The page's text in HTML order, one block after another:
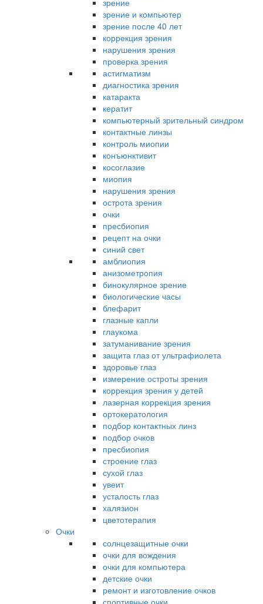
зрение
зрение и компьютер
зрение после 40 лет
коррекция зрения
нарушения зрения
проверка зрения
астигматизм
диагностика зрения
катаракта
кератит
компьютерный зрительный синдром
контактные линзы
контроль миопии
конъюнктивит
косоглазие
миопия
нарушения зрения
острота зрения
очки
пресбиопия
рецепт на очки
синий свет
амблиопия
анизометропия
бинокулярное зрение
биологические часы
блефарит
глазные капли
глаукома
затуманивание зрения
защита глаз от ультрафиолета
здоровье глаз
измерение остроты зрения
коррекция зрения у детей
лазерная коррекция зрения
ортокератология
подбор контактных линз
подбор очков
пресбиопия
строение глаз
сухой глаз
увеит
усталость глаз
халязион
цветотерапия
Очки
солнцезащитные очки
очки для вождения
очки для компьютера
детские очки
ремонт и изготовление очков